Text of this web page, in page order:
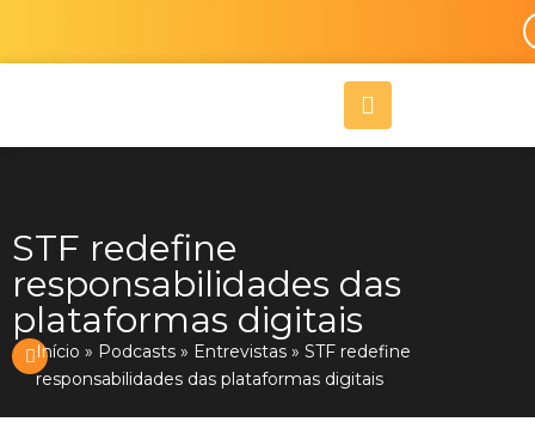
o
A
l
i
g
STF redefine
responsabilidades das
plataformas digitais
Início » Podcasts » Entrevistas »STF redefine
responsabilidades das plataformas digitais